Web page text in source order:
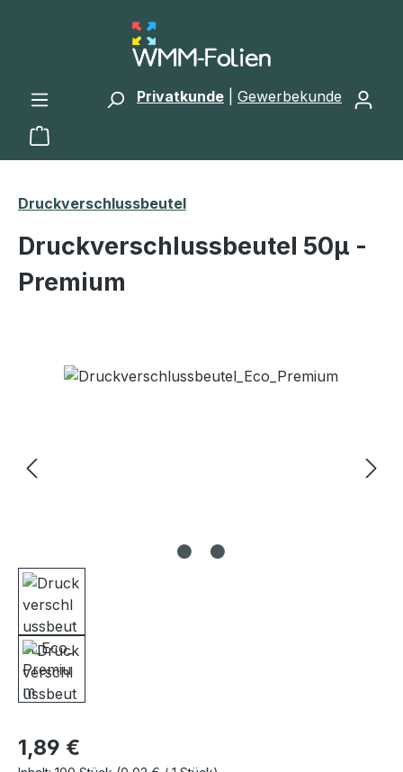
Zum Hauptinhalt springen
Privatkunde Gewerbekunde
Warenkorb enthält 0 Positionen. Der
Druckverschlussbeutel
Druckverschlussbeutel 50μ -
Premium
Bildergalerie überspringen
Regulärer Preis:
1,89 €